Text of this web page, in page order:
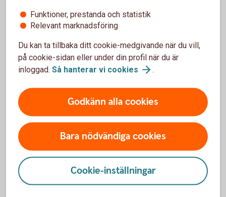
Anmäl bedrägeri – telefonnummer och
Lär dig mer om hur du kan
skyddadigmotbedragarna.
3 vanliga varningstecken på
bedrägerier
Funktioner, prestanda och statistik
Relevant marknadsföring
Du kan ta tillbaka ditt cookie-medgivande när du vill,
på cookie-sidan eller under din profil när du är
inloggad. Så hanterar vi cookies .
Godkänn alla cookies
Bara nödvändiga cookies
Cookie-inställningar